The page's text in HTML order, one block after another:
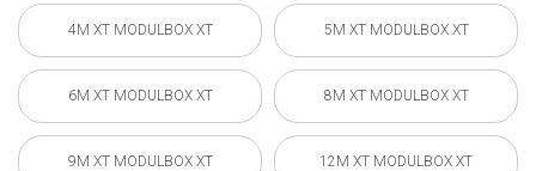
4M XT MODULBOX XT 5M XT MODULBOX XT
6M XT MODULBOX XT 8M XT MODULBOX XT
9M XT MODULBOX XT 12M XT MODULBOX XT